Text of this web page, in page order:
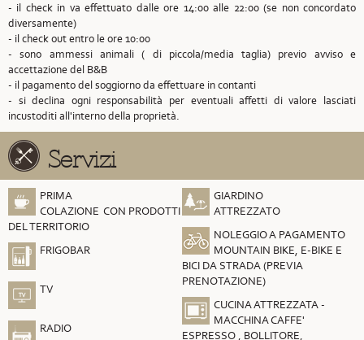
- il check in va effettuato dalle ore 14:00 alle 22:00 (se non concordato
diversamente)
- il check out entro le ore 10:00
- sono ammessi animali ( di piccola/media taglia) previo avviso e
accettazione del B&B
- il pagamento del soggiorno da effettuare in contanti
- si declina ogni responsabilità per eventuali affetti di valore lasciati
incustoditi all'interno della proprietà.
Servizi
PRIMA
COLAZIONE CON PRODOTTI
DEL TERRITORIO
FRIGOBAR
TV
RADIO
GIARDINO
ATTREZZATO
NOLEGGIO A PAGAMENTO
MOUNTAIN BIKE, E-BIKE E
BICI DA STRADA (PREVIA
PRENOTAZIONE)
CUCINA ATTREZZATA -
MACCHINA CAFFE'
ESPRESSO , BOLLITORE,